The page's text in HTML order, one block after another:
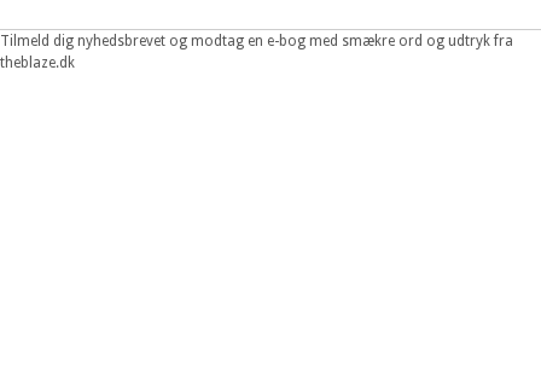
Tilmeld dig nyhedsbrevet og modtag en e-bog med smækre ord og udtryk fra
theblaze.dk